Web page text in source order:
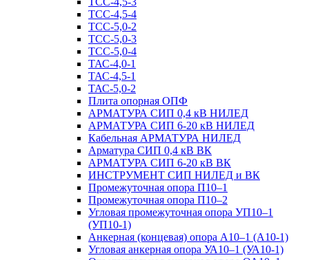
ТСС-4,5-4
ТСС-5,0-2
ТСС-5,0-3
ТСС-5,0-4
ТАС-4,0-1
ТАС-4,5-1
ТАС-5,0-2
Плита опорная ОПФ
АРМАТУРА СИП 0,4 кВ НИЛЕД
АРМАТУРА СИП 6-20 кВ НИЛЕД
Кабельная АРМАТУРА НИЛЕД
Арматура СИП 0,4 кВ ВК
АРМАТУРА СИП 6-20 кВ ВК
ИНСТРУМЕНТ СИП НИЛЕД и ВК
Промежуточная опора П10–1
Промежуточная опора П10–2
Угловая промежуточная опора УП10–1
(УП10-1)
Анкерная (концевая) опора А10–1 (А10-1)
Угловая анкерная опора УА10–1 (УА10-1)